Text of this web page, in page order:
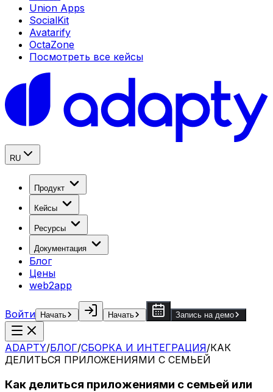
Union Apps
SocialKit
Avatarify
OctaZone
Посмотреть все кейсы
RU
Продукт
Кейсы
Ресурсы
Документация
Блог
Цены
web2app
Войти Начать Начать Запись на демо
ADAPTY/БЛОГ/СБОРКА И ИНТЕГРАЦИЯ/КАК
ДЕЛИТЬСЯ ПРИЛОЖЕНИЯМИ С СЕМЬЕЙ
Как делиться приложениями с семьей или